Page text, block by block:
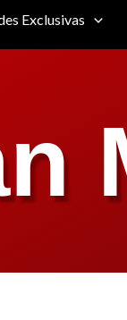
Exclusivas